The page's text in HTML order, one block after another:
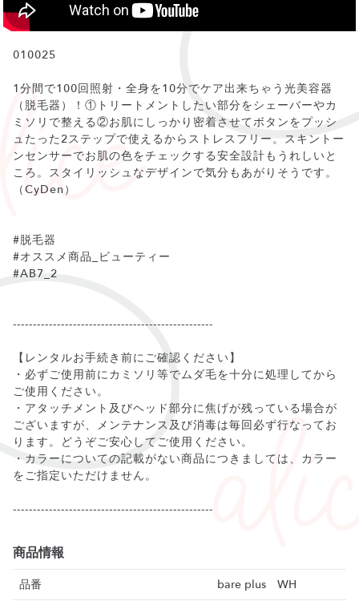
010025
1分間で100回照射・全身を10分でケア出来ちゃう光美容器
（脱毛器）！①トリートメントしたい部分をシェーバーやカ
ミソリで整える②お肌にしっかり密着させてボタンをプッシ
ュたった2ステップで使えるからストレスフリー。スキントー
ンセンサーでお肌の色をチェックする安全設計もうれしいと
ころ。スタイリッシュなデザインで気分もあがりそうです。
（CyDen）
#脱毛器
#オススメ商品_ビューティー
#AB7_2
--------------------------------------------------
【レンタルお手続き前にご確認ください】
・必ずご使用前にカミソリ等でムダ毛を十分に処理してから
ご使用ください。
・アタッチメント及びヘッド部分に焦げが残っている場合が
ございますが、メンテナンス及び消毒は毎回必ず行なってお
ります。どうぞご安心してご使用ください。
・カラーについての記載がない商品につきましては、カラー
をご指定いただけません。
商品情報
品番 bare plus WH